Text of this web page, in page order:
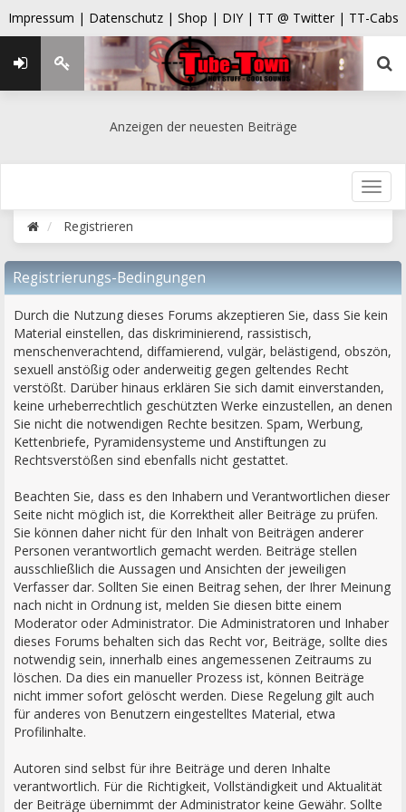
Impressum | Datenschutz | Shop | DIY | TT @ Twitter | TT-Cabs
Anzeigen der neuesten Beiträge
Registrieren
Registrierungs-Bedingungen
Durch die Nutzung dieses Forums akzeptieren Sie, dass Sie kein
Material einstellen, das diskriminierend, rassistisch,
menschenverachtend, diffamierend, vulgär, belästigend, obszön,
sexuell anstößig oder anderweitig gegen geltendes Recht
verstößt. Darüber hinaus erklären Sie sich damit einverstanden,
keine urheberrechtlich geschützten Werke einzustellen, an denen
Sie nicht die notwendigen Rechte besitzen. Spam, Werbung,
Kettenbriefe, Pyramidensysteme und Anstiftungen zu
Rechtsverstößen sind ebenfalls nicht gestattet.
Beachten Sie, dass es den Inhabern und Verantwortlichen dieser
Seite nicht möglich ist, die Korrektheit aller Beiträge zu prüfen.
Sie können daher nicht für den Inhalt von Beiträgen anderer
Personen verantwortlich gemacht werden. Beiträge stellen
ausschließlich die Aussagen und Ansichten der jeweiligen
Verfasser dar. Sollten Sie einen Beitrag sehen, der Ihrer Meinung
nach nicht in Ordnung ist, melden Sie diesen bitte einem
Moderator oder Administrator. Die Administratoren und Inhaber
dieses Forums behalten sich das Recht vor, Beiträge, sollte dies
notwendig sein, innerhalb eines angemessenen Zeitraums zu
löschen. Da dies ein manueller Prozess ist, können Beiträge
nicht immer sofort gelöscht werden. Diese Regelung gilt auch
für anderes von Benutzern eingestelltes Material, etwa
Profilinhalte.
Autoren sind selbst für ihre Beiträge und deren Inhalte
verantwortlich. Für die Richtigkeit, Vollständigkeit und Aktualität
der Beiträge übernimmt der Administrator keine Gewähr. Sollte